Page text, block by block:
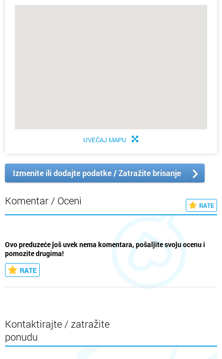
UVEĆAJ MAPU
Izmenite ili dodajte podatke / Zatražite brisanje
Komentar / Oceni RATE
Ovo preduzeće još uvek nema komentara, pošaljite svoju ocenu i
pomozite drugima!
RATE
Kontaktirajte / zatražite
ponudu